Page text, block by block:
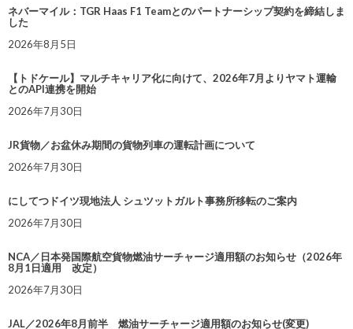
ネバーマイル：TGR Haas F1 Teamとのパートナーシップ契約を締結しま
した
2026年8月5日
【トドケール】マルチキャリア化に向けて、2026年7月よりヤマト運輸
とのAPI連携を開始
2026年7月30日
JR貨物／お盆休み期間の貨物列車の運転計画について
2026年7月30日
にしてつドイツ現地法人 シュツットガルト事務所移転のご案内
2026年7月30日
NCA／日本発国際航空貨物燃油サーチャージ適用額のお知らせ（2026年
8月1日適用 改定）
2026年7月30日
JAL／2026年8月前半 燃油サーチャージ適用額のお知らせ(変更)